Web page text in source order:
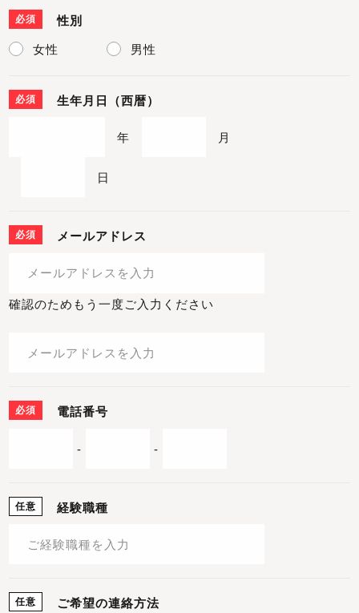
必須 性別
女性 男性
必須 生年月日（西暦）
年 月
日
必須 メールアドレス
確認のためもう一度ご入力ください
必須 電話番号
- -
任意 経験職種
任意 ご希望の連絡方法